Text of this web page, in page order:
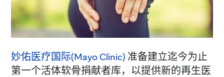
妙佑医疗国际(Mayo Clinic) 准备建立迄今为止
第一个活体软骨捐献者库，以提供新的再生医